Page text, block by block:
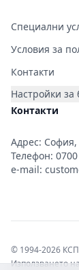
Специални
Условия за
Контакти
Настройки за
Контакти
Адрес: София,
Телефон:
e-mail:
© 1994-2026
Използването